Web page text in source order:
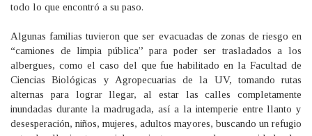
todo lo que encontró a su paso.
Algunas familias tuvieron que ser evacuadas de zonas de riesgo en
“camiones de limpia pública” para poder ser trasladados a los
albergues, como el caso del que fue habilitado en la Facultad de
Ciencias Biológicas y Agropecuarias de la UV, tomando rutas
alternas para lograr llegar, al estar las calles completamente
inundadas durante la madrugada, así a la intemperie entre llanto y
desesperación, niños, mujeres, adultos mayores, buscando un refugio